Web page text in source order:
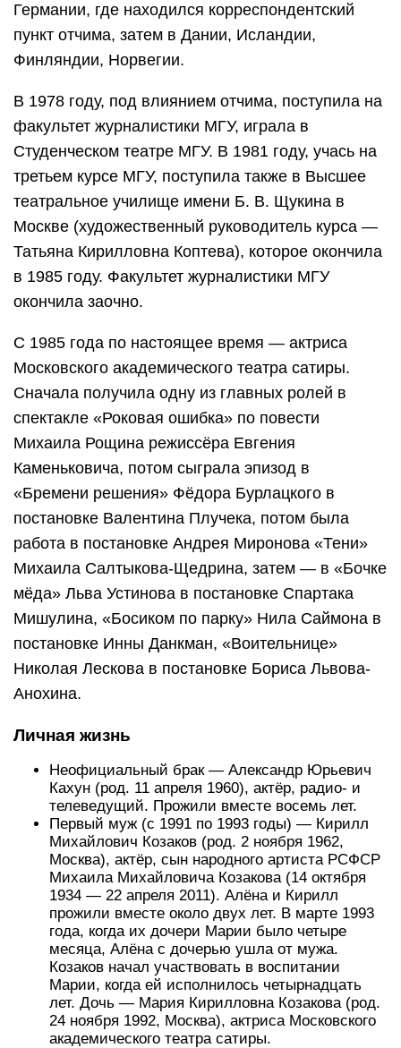
Германии, где находился корреспондентский
пункт отчима, затем в Дании, Исландии,
Финляндии, Норвегии.
В 1978 году, под влиянием отчима, поступила на
факультет журналистики МГУ, играла в
Студенческом театре МГУ. В 1981 году, учась на
третьем курсе МГУ, поступила также в Высшее
театральное училище имени Б. В. Щукина в
Москве (художественный руководитель курса —
Татьяна Кирилловна Коптева), которое окончила
в 1985 году. Факультет журналистики МГУ
окончила заочно.
С 1985 года по настоящее время — актриса
Московского академического театра сатиры.
Сначала получила одну из главных ролей в
спектакле «Роковая ошибка» по повести
Михаила Рощина режиссёра Евгения
Каменьковича​, потом сыграла эпизод в
«Бремени решения» Фёдора Бурлацкого в
постановке Валентина Плучека, потом была
работа в постановке Андрея Миронова «Тени»
Михаила Салтыкова-Щедрина, затем — в «Бочке
мёда» Льва Устинова в постановке Спартака
Мишулина​, «Босиком по парку» Нила Саймона в
постановке Инны Данкман, «Воительнице»
Николая Лескова в постановке Бориса Львова-
Анохина.
Личная жизнь
Неофициальный брак — Александр Юрьевич
Кахун (род. 11 апреля 1960), актёр, радио- и
телеведущий. Прожили вместе восемь лет.
Первый муж (с 1991 по 1993 годы) — Кирилл
Михайлович Козаков (род. 2 ноября 1962,
Москва), актёр, сын народного артиста РСФСР
Михаила Михайловича Козакова (14 октября
1934 — 22 апреля 2011). Алёна и Кирилл
прожили вместе около двух лет. В марте 1993
года, когда их дочери Марии было четыре
месяца, Алёна с дочерью ушла от мужа.
Козаков начал участвовать в воспитании
Марии, когда ей исполнилось четырнадцать
лет. Дочь — Мария Кирилловна Козакова (род.
24 ноября 1992, Москва), актриса Московского
академического театра сатиры.